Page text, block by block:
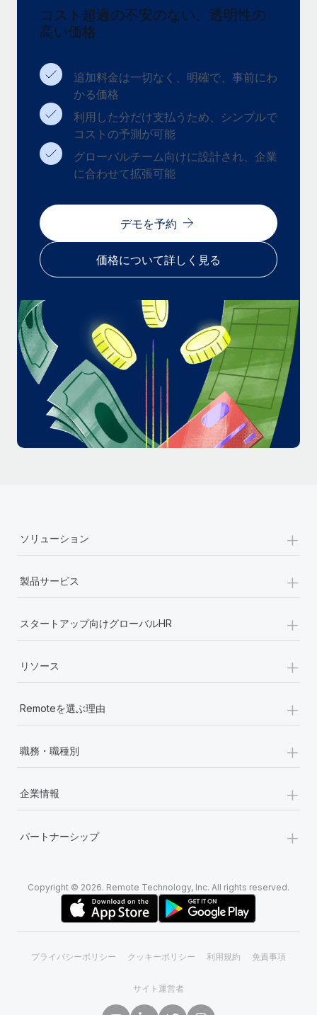
移住・転勤
福利厚生
従業員の福利厚生を簡単に管理
税務
Remoteの製品アップデート：GustoとXeroの統合お
よびContractor Management Plus（契約社員管理
プラス）
Remoteの使命は、世界のどこにいても、あらゆる規模の企業が
ることです。この数週間で、新しい統合、機能、改良点をリリー
スしました。...
詳細を見る
給与詐欺：種類、事例、ビジネスを守る方法
給与, 賃金は詐欺の特に魅力的な標的です。多額の資金がシステ
ム間で頻繁に移動しているためです。このため、自社のビジネス
を保護することは極めて重要です。...
詳細を見る
コスト超過の不安のない、透明性の
高い価格
追加料金は一切なく、明確で、事前にわ
かる価格
利用した分だけ支払うため、シンプルで
コストの予測が可能
グローバルチーム向けに設計され、企業
に合わせて拡張可能
デモを予約
価格について詳しく見る
ソリューション +
製品サービス +
スタートアップ向けグローバルHR +
リソース +
Remoteを選ぶ理由 +
職務・職種別 +
企業情報 +
パートナーシップ +
Copyright © 2026. Remote Technology, Inc. All rights reserved.
プライバシーポリシー クッキーポリシー 利用規約 免責事項
サイト運営者